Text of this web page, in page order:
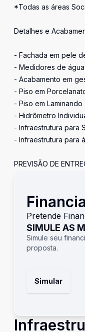
*Todas as áreas
Detalhes e
- Fachada em pele
- Medidores de
- Acabamento em
- Piso em
- Piso em Laminando
- Hidrômetro
- Infraestrutura para
- Infraestrutura para
PREVISÃO DE
Pretende
SIMULE AS
Simule seu
proposta.
Simular